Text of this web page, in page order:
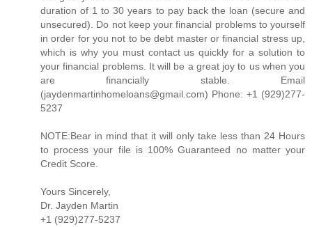
duration of 1 to 30 years to pay back the loan (secure and
unsecured). Do not keep your financial problems to yourself
in order for you not to be debt master or financial stress up,
which is why you must contact us quickly for a solution to
your financial problems. It will be a great joy to us when you
are financially stable. Email
(jaydenmartinhomeloans@gmail.com) Phone: +1 (929)277-
5237
NOTE:Bear in mind that it will only take less than 24 Hours
to process your file is 100% Guaranteed no matter your
Credit Score.
Yours Sincerely,
Dr. Jayden Martin
+1 (929)277-5237